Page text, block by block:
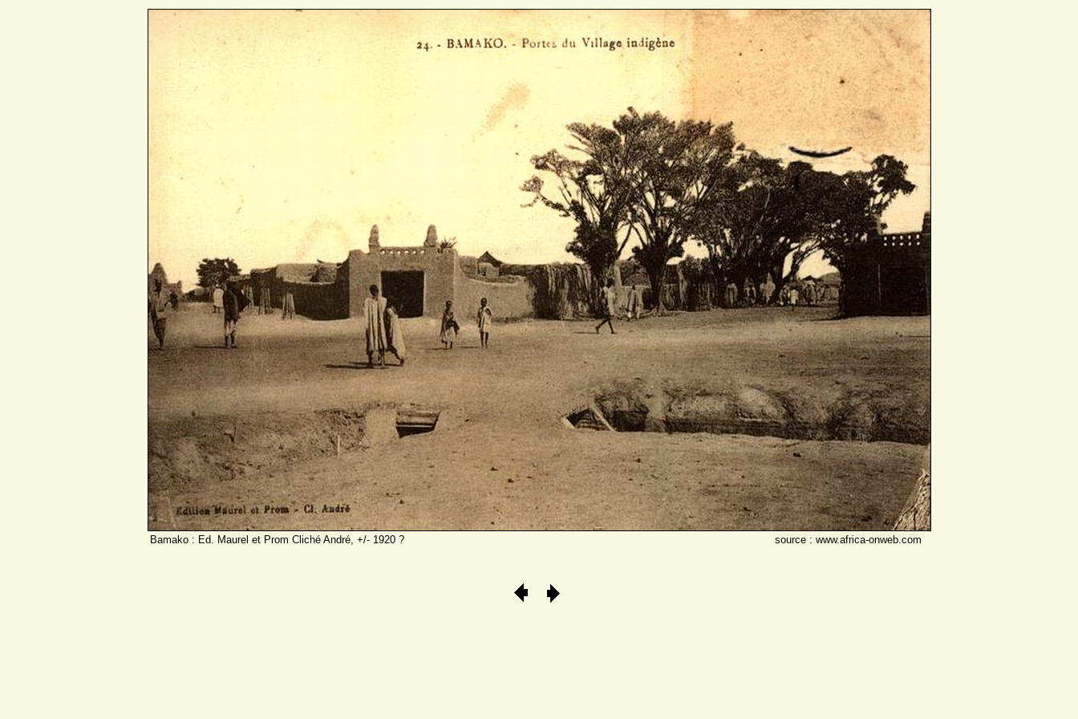
Bamako : Ed. Maurel et Prom Cliché André, +/- 1920 ? source : www.africa-onweb.com